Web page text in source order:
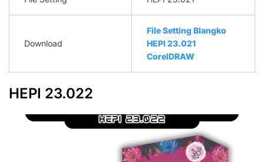
Download
File Setting Blangko
HEPI 23.021
CorelDRAW
HEPI 23.022